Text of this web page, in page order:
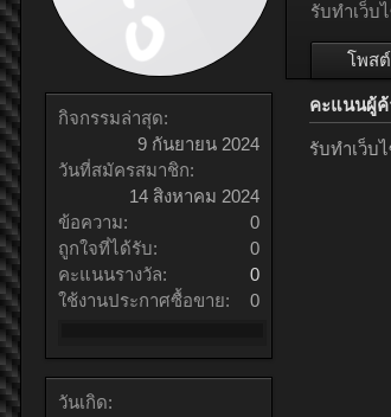
กิจกรรมล่าสุด:
9 กันยายน 2024
วันที่สมัครสมาชิก:
14 สิงหาคม 2024
ข้อความ:
0
ถูกใจที่ได้รับ:
0
คะแนนรางวัล:
0
ใช้งานประกาศซื้อขาย:
0
วันเกิด:
รับทำเว็บ
โพส
คะแนนผู้ค้
รับทำเว็บ